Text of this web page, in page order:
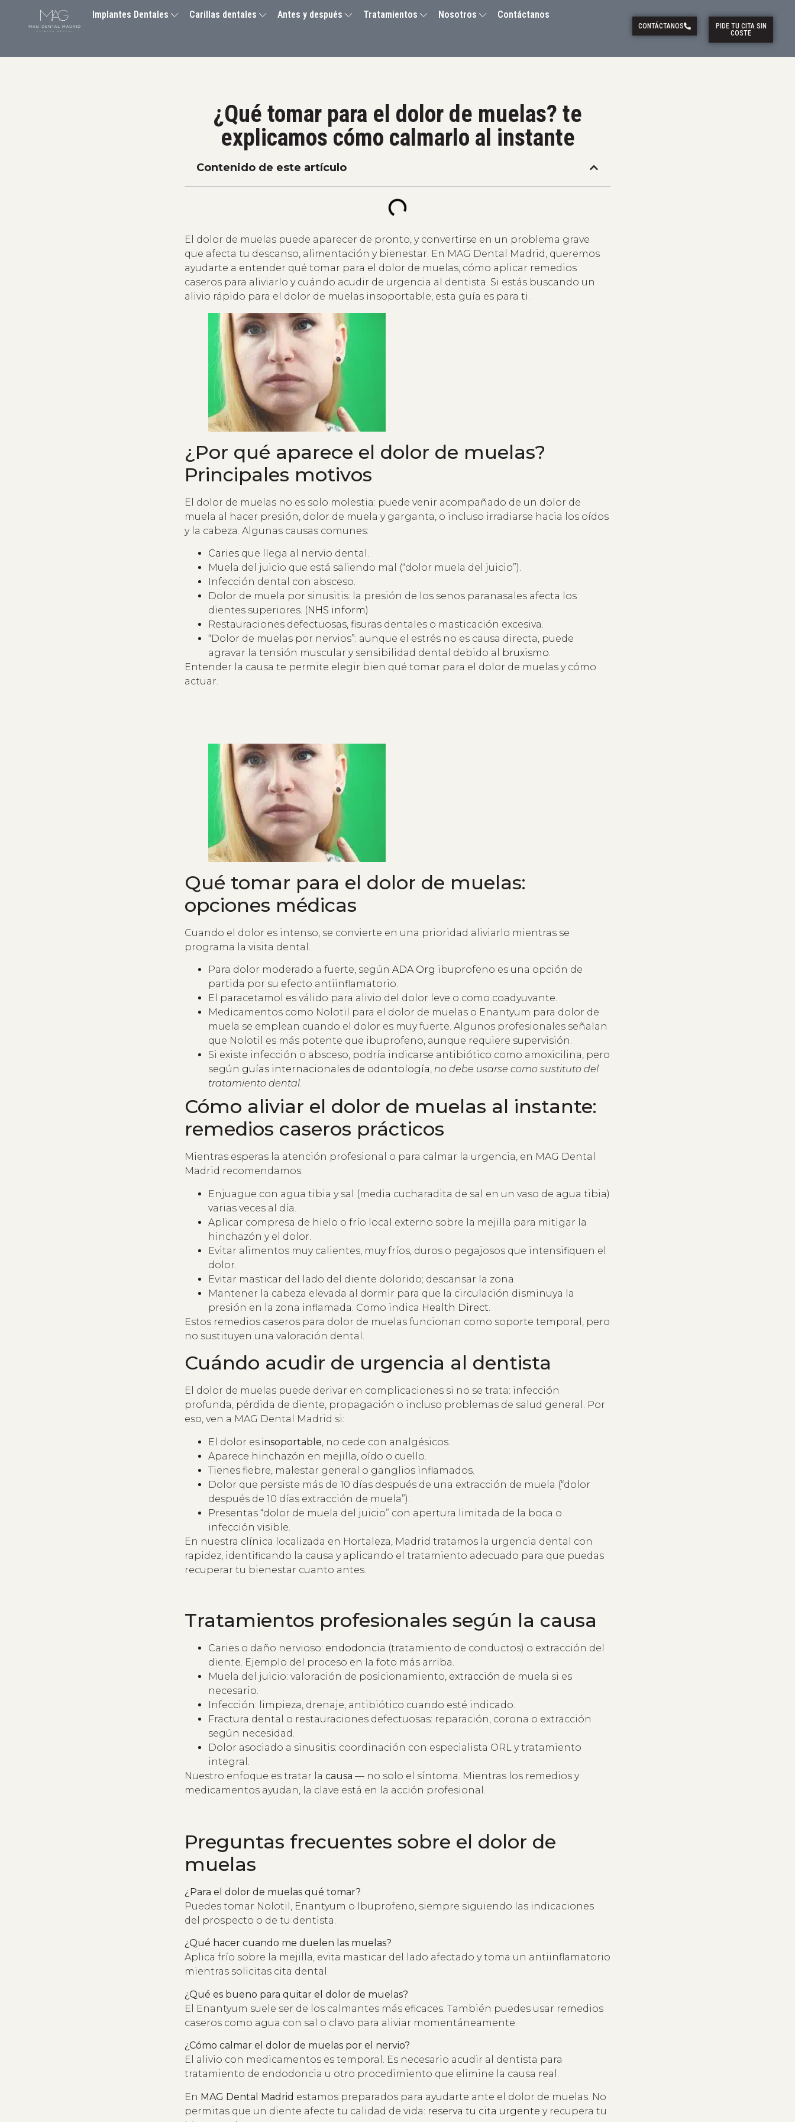
Implantes Dentales Carillas dentales Antes y después Tratamientos Nosotros Contáctanos
CONTÁCTANOS
PIDE TU CITA SIN
COSTE
¿Qué tomar para el dolor de muelas? te
explicamos cómo calmarlo al instante
Contenido de este artículo
El dolor de muelas puede aparecer de pronto, y convertirse en un problema grave
que afecta tu descanso, alimentación y bienestar. En MAG Dental Madrid, queremos
ayudarte a entender qué tomar para el dolor de muelas, cómo aplicar remedios
caseros para aliviarlo y cuándo acudir de urgencia al dentista. Si estás buscando un
alivio rápido para el dolor de muelas insoportable, esta guía es para ti.
¿Por qué aparece el dolor de muelas?
Principales motivos
El dolor de muelas no es solo molestia: puede venir acompañado de un dolor de
muela al hacer presión, dolor de muela y garganta, o incluso irradiarse hacia los oídos
y la cabeza. Algunas causas comunes:
Caries que llega al nervio dental.
Muela del juicio que está saliendo mal (“dolor muela del juicio”).
Infección dental con absceso.
Dolor de muela por sinusitis: la presión de los senos paranasales afecta los
dientes superiores. (NHS inform)
Restauraciones defectuosas, fisuras dentales o masticación excesiva.
“Dolor de muelas por nervios”: aunque el estrés no es causa directa, puede
agravar la tensión muscular y sensibilidad dental debido al
bruxismo.
Entender la causa te permite elegir bien qué tomar para el dolor de muelas y cómo
actuar.
Qué tomar para el dolor de muelas:
opciones médicas
Cuando el dolor es intenso, se convierte en una prioridad aliviarlo mientras se
programa la visita dental.
Para dolor moderado a fuerte, según ADA Org ibuprofeno es una opción de
partida por su efecto antiinflamatorio.
El paracetamol es válido para alivio del dolor leve o como coadyuvante.
Medicamentos como Nolotil para el dolor de muelas o Enantyum para dolor de
muela se emplean cuando el dolor es muy fuerte. Algunos profesionales señalan
que Nolotil es más potente que ibuprofeno, aunque requiere supervisión.
Si existe infección o absceso, podría indicarse antibiótico como amoxicilina, pero
según guías internacionales de odontología, no debe usarse como sustituto del
tratamiento dental.
Cómo aliviar el dolor de muelas al instante:
remedios caseros prácticos
Mientras esperas la atención profesional o para calmar la urgencia, en MAG Dental
Madrid recomendamos:
Enjuague con agua tibia y sal (media cucharadita de sal en un vaso de agua tibia)
varias veces al día.
Aplicar compresa de hielo o frío local externo sobre la mejilla para mitigar la
hinchazón y el dolor.
Evitar alimentos muy calientes, muy fríos, duros o pegajosos que intensifiquen el
dolor.
Evitar masticar del lado del diente dolorido; descansar la zona.
Mantener la cabeza elevada al dormir para que la circulación disminuya la
presión en la zona inflamada. Como indica Health Direct.
Estos remedios caseros para dolor de muelas funcionan como soporte temporal, pero
no sustituyen una valoración dental.
Cuándo acudir de urgencia al dentista
El dolor de muelas puede derivar en complicaciones si no se trata: infección
profunda, pérdida de diente, propagación o incluso problemas de salud general. Por
eso, ven a MAG Dental Madrid si:
El dolor es insoportable , no cede con analgésicos.
Aparece hinchazón en mejilla, oído o cuello.
Tienes fiebre, malestar general o ganglios inflamados.
Dolor que persiste más de 10 días después de una extracción de muela (“dolor
después de 10 días extracción de muela”).
Presentas “dolor de muela del juicio” con apertura limitada de la boca o
infección visible.
En nuestra clínica localizada en Hortaleza, Madrid tratamos la urgencia dental con
rapidez, identificando la causa y aplicando el tratamiento adecuado para que puedas
recuperar tu bienestar cuanto antes.
Tratamientos profesionales según la causa
Caries o daño nervioso: endodoncia (tratamiento de conductos) o extracción del
diente. Ejemplo del proceso en la foto más arriba.
Muela del juicio: valoración de posicionamiento, extracción de muela si es
necesario.
Infección: limpieza, drenaje, antibiótico cuando esté indicado.
Fractura dental o restauraciones defectuosas: reparación, corona o extracción
según necesidad.
Dolor asociado a sinusitis: coordinación con especialista ORL y tratamiento
integral.
Nuestro enfoque es tratar la causa — no solo el síntoma. Mientras los remedios y
medicamentos ayudan, la clave está en la acción profesional.
Preguntas frecuentes sobre el dolor de
muelas
¿Para el dolor de muelas qué tomar?
Puedes tomar Nolotil, Enantyum o Ibuprofeno, siempre siguiendo las indicaciones
del prospecto o de tu dentista.
¿Qué hacer cuando me duelen las muelas?
Aplica frío sobre la mejilla, evita masticar del lado afectado y toma un antiinflamatorio
mientras solicitas cita dental.
¿Qué es bueno para quitar el dolor de muelas?
El Enantyum suele ser de los calmantes más eficaces. También puedes usar remedios
caseros como agua con sal o clavo para aliviar momentáneamente.
¿Cómo calmar el dolor de muelas por el nervio?
El alivio con medicamentos es temporal. Es necesario acudir al dentista para
tratamiento de endodoncia u otro procedimiento que elimine la causa real.
En MAG Dental Madrid estamos preparados para ayudarte ante el dolor de muelas. No
permitas que un diente afecte tu calidad de vida: reserva tu cita urgente y recupera tu